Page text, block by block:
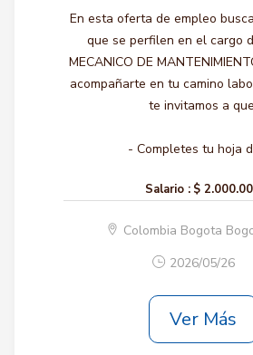
En esta oferta de empleo
que se perfilen en el cargo
MECANICO DE
acompañarte en tu camino
te invitamos a
- Completes tu hoja
Salario : $
Colombia Bogota
2026/05/26
Ver Más